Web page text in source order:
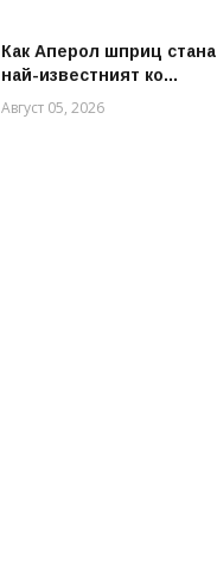
Как Аперол шприц стана
най-известният ко...
Август 05, 2026